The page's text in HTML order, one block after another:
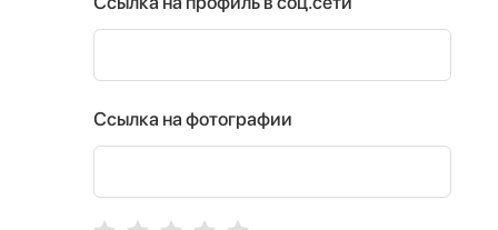
Ссылка на фотографии